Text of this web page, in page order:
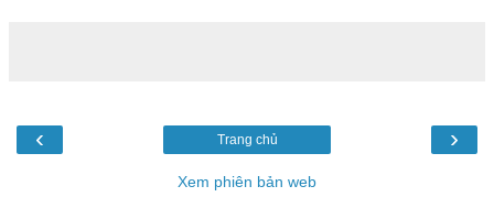
‹ ›
Trang chủ
Xem phiên bản web